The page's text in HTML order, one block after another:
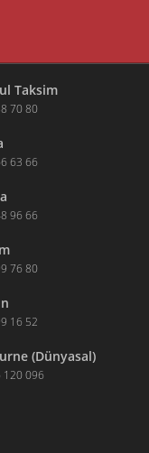
Taksim
70 80
63 66
96 66
76 80
16 52
(Dünyasal)
120 096